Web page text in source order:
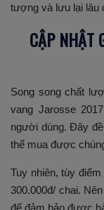
tượng và lưu lại lâu
CẬP NHẬT
Song song chất
vang Jarosse
người dùng. Đây
thể mua được
Tuy nhiên, tùy
300.000đ/ chai.
để đảm bảo được